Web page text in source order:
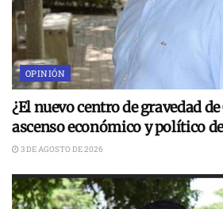
OPINIÓN
¿El nuevo centro de gravedad
ascenso económico y político
3 DE AGOSTO DE 2026